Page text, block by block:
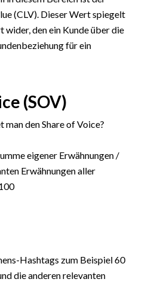
(CLV). Dieser Wert spiegelt
den ein Kunde über die
für ein
(SOV)
den Share of Voice?
eigener Erwähnungen /
Erwähnungen aller
Hashtags zum Beispiel 60
die anderen relevanten